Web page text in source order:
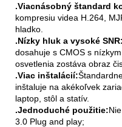
.Viacnásobný štandard
kompresiu videa H.264,
hladko.
.Nízky hluk a vysoké SNR:
dosahuje s CMOS s
osvetlenia zostáva obraz
.Viac inštalácií:
inštaluje na akékoľvek
laptop, stôl a statív.
.Jednoduché použitie:
3.0 Plug and play;